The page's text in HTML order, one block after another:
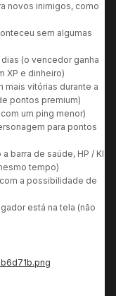
novos inimigos, como
sem algumas
(o vencedor ganha
XP e dinheiro)
mais vitórias durante a
pontos premium)
um ping menor)
para pontos
barra de saúde, HP / KI
tempo)
a possibilidade de
está na tela (não